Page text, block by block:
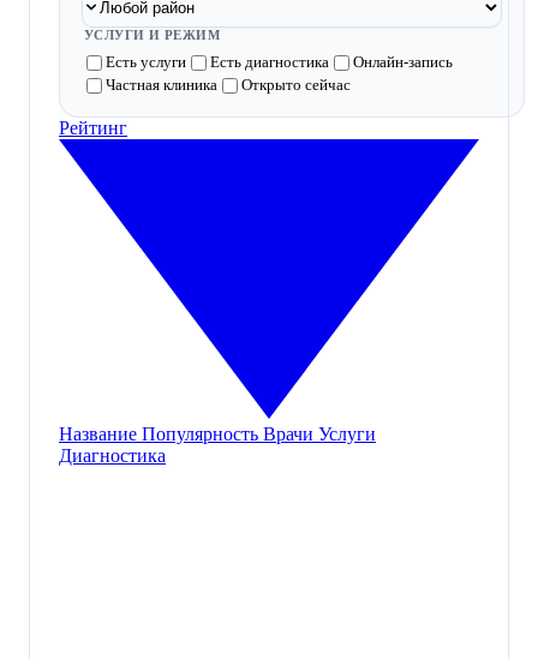
УСЛУГИ И РЕЖИМ
Есть услуги Есть диагностика
Онлайн-запись
Частная клиника
Открыто сейчас
Рейтинг
Название Популярность Врачи Услуги
Диагностика